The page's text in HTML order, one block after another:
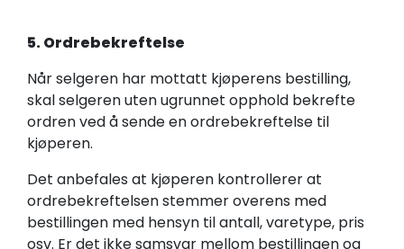
5. Ordrebekreftelse
Når selgeren har mottatt kjøperens bestilling,
skal selgeren uten ugrunnet opphold bekrefte
ordren ved å sende en ordrebekreftelse til
kjøperen.
Det anbefales at kjøperen kontrollerer at
ordrebekreftelsen stemmer overens med
bestillingen med hensyn til antall, varetype, pris
osv. Er det ikke samsvar mellom bestillingen og